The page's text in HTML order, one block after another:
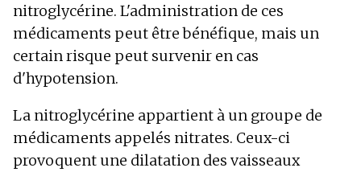
nitroglycérine. L'administration de ces
médicaments peut être bénéfique, mais un
certain risque peut survenir en cas
d'hypotension.
La nitroglycérine appartient à un groupe de
médicaments appelés nitrates. Ceux-ci
provoquent une dilatation des vaisseaux